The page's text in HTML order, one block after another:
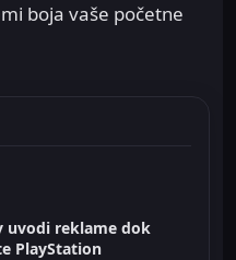
boja vaše početne
uvodi reklame dok
PlayStation